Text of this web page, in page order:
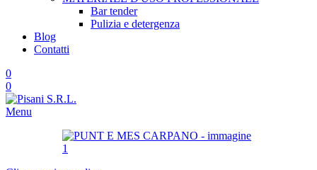
Bar tender
Pulizia e detergenza
Blog
Contatti
0
0
Menu